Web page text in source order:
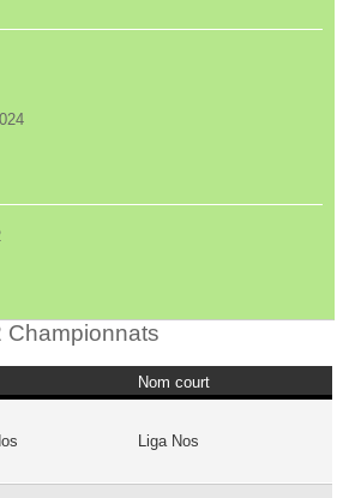
Championnats
Nom court
Liga Nos